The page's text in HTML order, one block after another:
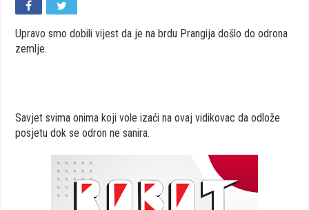
Upravo smo dobili vijest da je na brdu Prangija došlo do odrona
zemlje.
Savjet svima onima koji vole izaći na ovaj vidikovac da odlože
posjetu dok se odron ne sanira.